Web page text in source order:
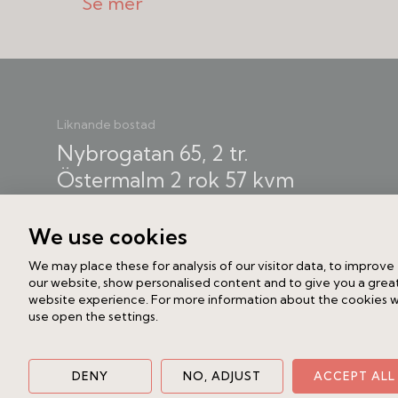
förvaringen maximerad och Plejd är
utformat med högsta precision och
sekelskiftets oslagbara charm,
stuckatur, vacker fiskbensparkett,
Lägenheten har en mycket
väldisponerad, tillgänglig och
och uppåt. Här ges generösa
matsalsbord. Köket är arkitektritat,
Liknande bostad
Nybrogatan 65, 2 tr.
Östermalm 2 rok 57 kvm
We use cookies
We may place these for analysis of our visitor data, to improve
our website, show personalised content and to give you a
website experience. For more information about the cookies
use open the settings.
DENY NO, ADJUST ACCEPT ALL